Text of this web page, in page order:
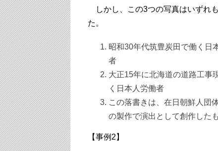
しかし、この3つの写真はいずれ
た。
昭和30年代筑豊炭田で働く日
者
大正15年に北海道の道路工事
く日本人労働者
この落書きは、在日朝鮮人団
の製作で演出として創作した
【事例2】